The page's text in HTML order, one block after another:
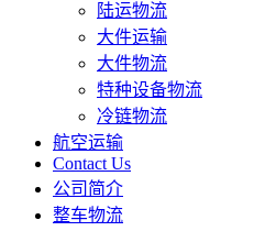
陆运物流
大件运输
大件物流
特种设备物流
冷链物流
航空运输
Contact Us
公司简介
整车物流